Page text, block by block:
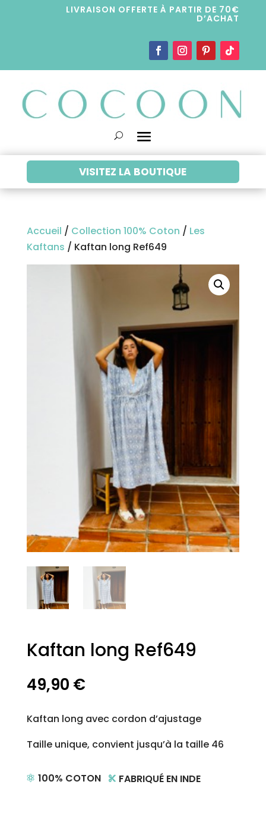
LIVRAISON OFFERTE À PARTIR DE 70€
D’ACHAT
VISITEZ LA BOUTIQUE
Accueil / Collection 100% Coton / Les
Kaftans / Kaftan long Ref649
Kaftan long Ref649
49,90 €
Kaftan long avec cordon d’ajustage
Taille unique, convient jusqu’à la taille 46
 100% COTON  FABRIQUÉ EN INDE